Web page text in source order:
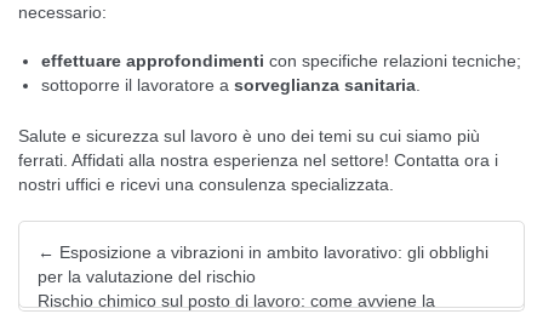
necessario:
effettuare approfondimenti con specifiche relazioni tecniche;
sottoporre il lavoratore a sorveglianza sanitaria.
Salute e sicurezza sul lavoro è uno dei temi su cui siamo più
ferrati. Affidati alla nostra esperienza nel settore! Contatta ora i
nostri uffici e ricevi una consulenza specializzata.
← Esposizione a vibrazioni in ambito lavorativo: gli obblighi
per la valutazione del rischio
Rischio chimico sul posto di lavoro: come avviene la